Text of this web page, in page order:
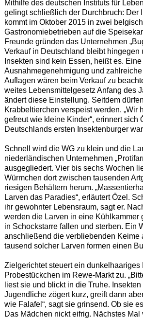
Mithilfe des deutschen Instituts für
gelingt schließlich der Durchbruch: Der
kommt im Oktober 2015 in zwei
Gastronomiebetrieben auf die
Freunde gründen das Unternehmen
Verkauf in Deutschland bleibt hingegen
Insekten sind kein Essen, heißt es. Eine
Ausnahmegenehmigung und
Auflagen wären beim Verkauf zu
weites Lebensmittelgesetz Anfang des
ändert diese Einstellung. Seitdem
Krabbeltierchen verspeist werden. „Wir
gefreut wie kleine Kinder“, erinnert sich
Deutschlands ersten Insektenburger
Schnell wird die WG zu klein und die
niederländischen Unternehmen
ausgegliedert. Vier bis sechs Wochen
Würmchen dort zwischen tausenden
riesigen Behältern herum.
Larven das Paradies“, erläutert Özel.
ihr gewohnter Lebensraum, sagt er.
werden die Larven in eine Kühlkammer
in Schockstarre fallen und sterben. Ein
anschließend die verbliebenden Keime
tausend solcher Larven formen einen
Zielgerichtet steuert ein dunkelhaariges
Probestückchen im Rewe-Markt zu.
liest sie und blickt in die Truhe.
Jugendliche zögert kurz, greift dann
wie Falafel“, sagt sie grinsend. Ob sie
Das Mädchen nickt eifrig. Nächstes Mal